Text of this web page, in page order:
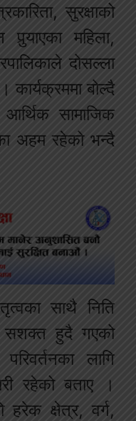
सुरक्षाको
पुर्‍याएका महिला,
दोसल्ला
कार्यक्रममा बोल्दै
सामाजिक
अहम रहेको भन्दै
साथै निति
सशक्त हुदै गएको
लागि
रहेको बताए ।
क्षेत्र, वर्ग,